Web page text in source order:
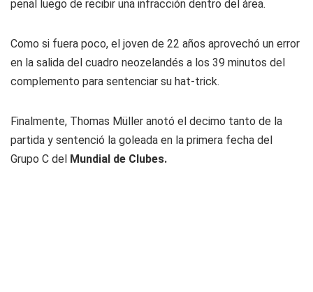
penal luego de recibir una infracción dentro del área.
Como si fuera poco, el joven de 22 años aprovechó un error
en la salida del cuadro neozelandés a los 39 minutos del
complemento para sentenciar su hat-trick.
Finalmente, Thomas Müller anotó el decimo tanto de la
partida y sentenció la goleada en la primera fecha del
Grupo C del Mundial de Clubes.